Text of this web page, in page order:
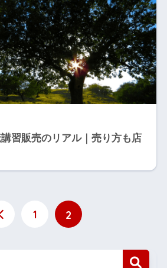
講習販売のリアル｜売り方も店
1 2